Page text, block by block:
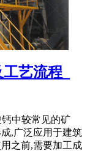
艺流程_
中较常见的矿
,广泛应用于建筑
之前,需要加工成